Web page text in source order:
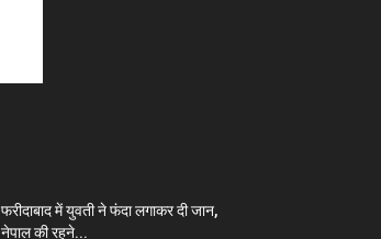
फरीदाबाद में युवती ने फंदा लगाकर दी जान,
नेपाल की रहने...